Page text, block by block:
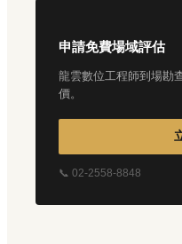
申請免費場域評估
龍雲數位工程師到場勘
價。
📞 02-2558-8848